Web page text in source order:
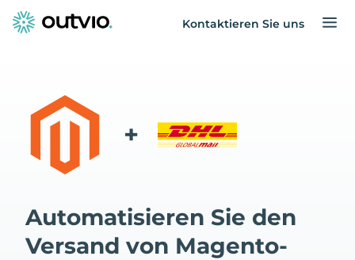
Kontaktieren Sie uns
+
Automatisieren Sie den
Versand von Magento-